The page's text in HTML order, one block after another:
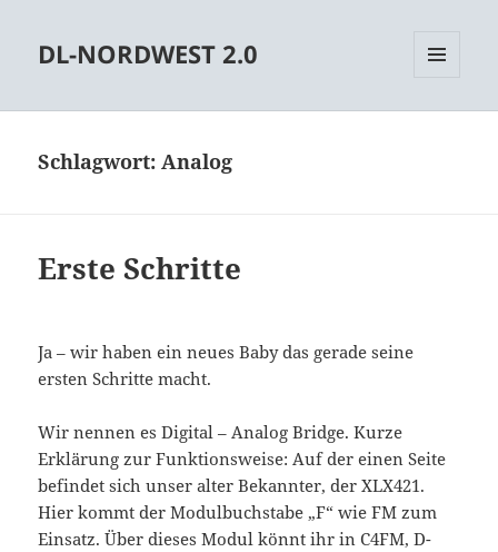
DL-NORDWEST 2.0
Schlagwort:Analog
Erste Schritte
Ja – wir haben ein neues Baby das gerade seine
ersten Schritte macht.
Wir nennen es Digital – Analog Bridge. Kurze
Erklärung zur Funktionsweise: Auf der einen Seite
befindet sich unser alter Bekannter, der XLX421.
Hier kommt der Modulbuchstabe „F“ wie FM zum
Einsatz. Über dieses Modul könnt ihr in C4FM, D-